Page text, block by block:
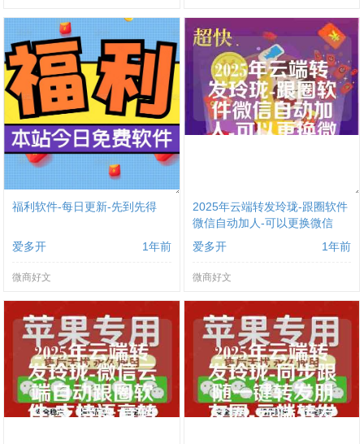
福利软件-每日更新-先到先得
爱多开 1年前
微商好文
2025年云端转发玲珑-跟圈软件
微信自动加人-可以更换微信
爱多开
1年前
微商好文